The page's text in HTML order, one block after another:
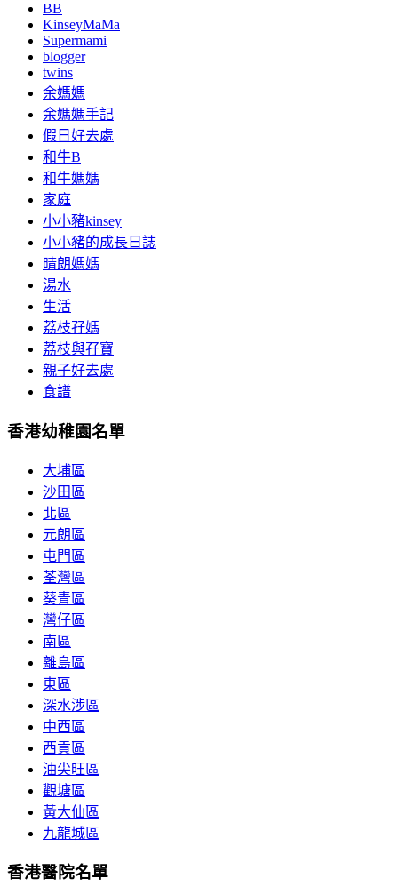
BB
KinseyMaMa
Supermami
blogger
twins
余媽媽
余媽媽手記
假日好去處
和牛B
和牛媽媽
家庭
小小豬kinsey
小小豬的成長日誌
晴朗媽媽
湯水
生活
荔枝孖媽
荔枝與孖寶
親子好去處
食譜
香港幼稚園名單
大埔區
沙田區
北區
元朗區
屯門區
荃灣區
葵青區
灣仔區
南區
離島區
東區
深水涉區
中西區
西貢區
油尖旺區
觀塘區
黃大仙區
九龍城區
香港醫院名單